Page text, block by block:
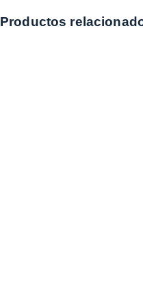
Productos